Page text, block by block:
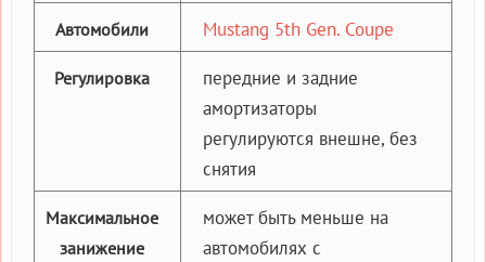
Автомобили Mustang 5th Gen. Coupe
Регулировка
передние и задние
амортизаторы
регулируются внешне, без
снятия
Максимальное
занижение
может быть меньше на
автомобилях с